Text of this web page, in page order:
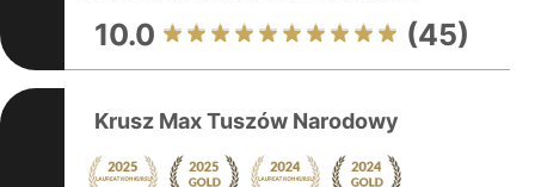
10.0 (45)
Krusz Max Tuszów Narodowy